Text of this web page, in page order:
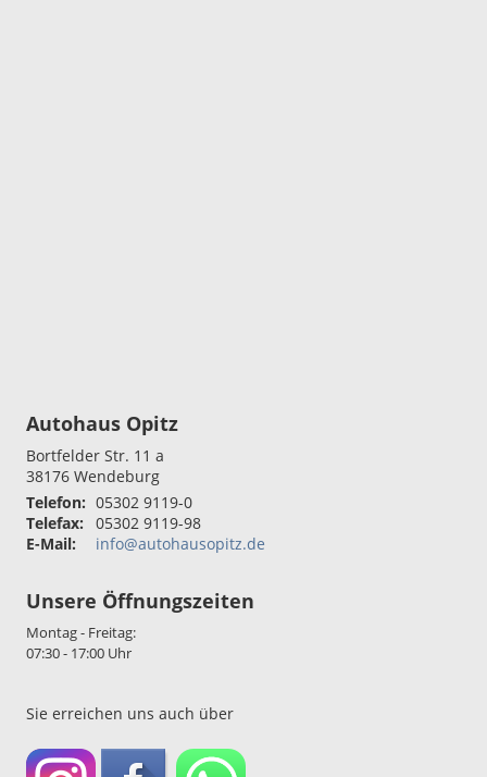
Autohaus Opitz
Bortfelder Str. 11 a
38176 Wendeburg
Telefon: 05302 9119-0
Telefax:
05302 9119-98
E-Mail:
info@autohausopitz.de
Unsere Öffnungszeiten
Montag - Freitag:
07:30 - 17:00 Uhr
Sie erreichen uns auch über